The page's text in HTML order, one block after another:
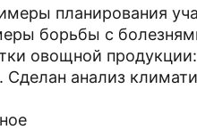
планирования
борьбы с
овощной
анализ